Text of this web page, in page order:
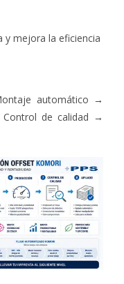
y mejora la eficiencia
automático →
de calidad →